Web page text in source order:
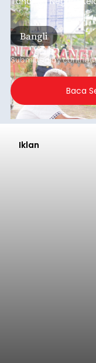
kegiatan
(6/8/2026).
Bangli
Submitted by
Baca
Iklan